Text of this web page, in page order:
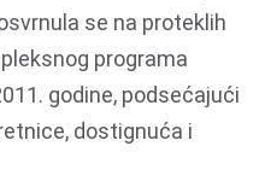
se na proteklih
programa
godine, podsećajući
dostignuća i